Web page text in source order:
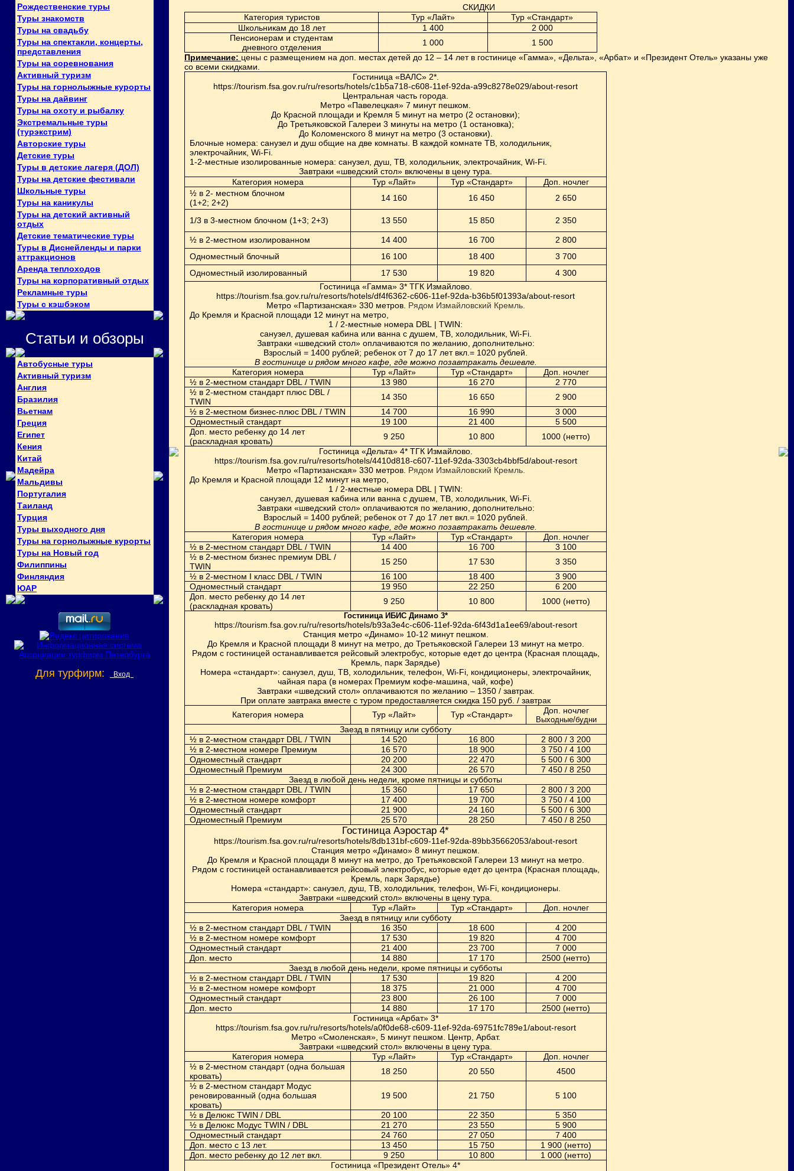
Рождественские туры
Туры знакомств
Туры на свадьбу
Туры на спектакли, концерты,
представления
Туры на соревнования
Активный туризм
Туры на горнолыжные курорты
Туры на дайвинг
Туры на охоту и рыбалку
Экстремальные туры
(турэкстрим)
Авторские туры
Детские туры
Туры в детские лагеря (ДОЛ)
Туры на детские фестивали
Школьные туры
Туры на каникулы
Туры на детский активный
отдых
Детские тематические туры
Туры в Диснейленды и парки
аттракционов
Аренда теплоходов
Туры на корпоративный отдых
Рекламные туры
Туры с кэшбэком
Статьи и обзоры
Автобусные туры
Активный туризм
Англия
Бразилия
Вьетнам
Греция
Египет
Кения
Китай
Мадейра
Мальдивы
Португалия
Таиланд
Турция
Туры выходного дня
Туры на горнолыжные курорты
Туры на Новый год
Филиппины
Финляндия
ЮАР
Для турфирм: Вход
СКИДКИ
Категория туристов
Тур «Лайт»
Тур «Стандарт»
Школьникам до 18 лет
1 400
2 000
Пенсионерам и студентам
дневного отделения
1 000
1 500
Примечание: цены с размещением на доп. местах детей до 12 – 14 лет в гостинице «Гамма», «Дельта», «Арбат» и «Президент Отель» указаны уже
со всеми скидками.
Гостиница «ВАЛС» 2*.
https://tourism.fsa.gov.ru/ru/resorts/hotels/c1b5a718-c608-11ef-92da-a99c8278e029/about-resort
Центральная часть города.
Метро «Павелецкая» 7 минут пешком.
До Красной площади и Кремля 5 минут на метро (2 остановки);
До Третьяковской Галереи 3 минуты на метро (1 остановка);
До Коломенского 8 минут на метро (3 остановки).
Блочные номера: санузел и душ общие на две комнаты. В каждой комнате ТВ, холодильник,
электрочайник, Wi-Fi.
1-2-местные изолированные номера: санузел, душ, ТВ, холодильник, электрочайник, Wi-Fi.
Завтраки «шведский стол» включены в цену тура.
Категория номера
Тур «Лайт» Тур «Стандарт»
Доп. ночлег
½ в 2- местном блочном
(1+2; 2+2)
14 160 16 450 2 650
1/3 в 3-местном блочном (1+3; 2+3) 13 550 15 850 2 350
½ в 2-местном изолированном 14 400 16 700
2 800
Одноместный блочный
16 100 18 400
3 700
Одноместный изолированный
17 530 19 820
4 300
Гостиница «Гамма» 3* ТГК Измайлово.
https://tourism.fsa.gov.ru/ru/resorts/hotels/df4f6362-c606-11ef-92da-b36b5f01393a/about-resort
Метро «Партизанская» 330 метров. Рядом Измайловский Кремль.
До Кремля и Красной площади 12 минут на метро,
1 / 2-местные номера DBL | TWIN:
санузел, душевая кабина или ванна с душем, ТВ, холодильник, Wi-Fi.
Завтраки «шведский стол» оплачиваются по желанию, дополнительно:
Взрослый = 1400 рублей; ребенок от 7 до 17 лет вкл.= 1020 рублей.
В гостинице и рядом много кафе, где можно позавтракать дешевле.
Категория номера
Тур «Лайт» Тур «Стандарт»
Доп. ночлег
½ в 2-местном стандарт DBL / TWIN 13 980 16 270
2 770
½ в 2-местном стандарт плюс DBL /
TWIN 14 350 16 650
2 900
½ в 2-местном бизнес-плюс DBL / TWIN 14 700 16 990
3 000
Одноместный стандарт
19 100 21 400
5 500
Доп. место ребенку до 14 лет
(раскладная кровать)
9 250 10 800
1000 (нетто)
Гостиница «Дельта» 4* ТГК Измайлово.
https://tourism.fsa.gov.ru/ru/resorts/hotels/4410d818-c607-11ef-92da-3303cb4bbf5d/about-resort
Метро «Партизанская» 330 метров. Рядом Измайловский Кремль.
До Кремля и Красной площади 12 минут на метро,
1 / 2-местные номера DBL | TWIN:
санузел, душевая кабина или ванна с душем, ТВ, холодильник, Wi-Fi.
Завтраки «шведский стол» оплачиваются по желанию, дополнительно:
Взрослый = 1400 рублей; ребенок от 7 до 17 лет вкл.= 1020 рублей.
В гостинице и рядом много кафе, где можно позавтракать дешевле.
Категория номера
Тур «Лайт» Тур «Стандарт»
Доп. ночлег
½ в 2-местном стандарт DBL / TWIN 14 400 16 700
3 100
½ в 2-местном бизнес премиум DBL /
TWIN 15 250 17 530
3 350
½ в 2-местном I класс DBL / TWIN 16 100 18 400
3 900
Одноместный стандарт
19 950 22 250
6 200
Доп. место ребенку до 14 лет
(раскладная кровать)
9 250 10 800 1000 (нетто)
Гостиница ИБИС Динамо 3*
https://tourism.fsa.gov.ru/ru/resorts/hotels/b93a3e4c-c606-11ef-92da-6f43d1a1ee69/about-resort
Станция метро «Динамо» 10-12 минут пешком.
До Кремля и Красной площади 8 минут на метро, до Третьяковской Галереи 13 минут на метро.
Рядом с гостиницей останавливается рейсовый электробус, которые едет до центра (Красная площадь,
Кремль, парк Зарядье)
Номера «стандарт»: санузел, душ, ТВ, холодильник, телефон, Wi-Fi, кондиционеры, электрочайник,
чайная пара (в номерах Премиум кофе-машина, чай, кофе)
Завтраки «шведский стол» оплачиваются по желанию – 1350 / завтрак.
При оплате завтрака вместе с туром предоставляется скидка 150 руб. / завтрак
Категория номера
Тур «Лайт» Тур «Стандарт» Доп. ночлег
Выходные/будни
Заезд в пятницу или субботу
½ в 2-местном стандарт DBL / TWIN 14 520 16 800
2 800 / 3 200
½ в 2-местном номере Премиум
16 570 18 900
3 750 / 4 100
Одноместный стандарт
20 200 22 470
5 500 / 6 300
Одноместный Премиум
24 300 26 570
7 450 / 8 250
Заезд в любой день недели, кроме пятницы и субботы
½ в 2-местном стандарт DBL / TWIN 15 360 17 650
2 800 / 3 200
½ в 2-местном номере комфорт
17 400 19 700
3 750 / 4 100
Одноместный стандарт
21 900 24 160
5 500 / 6 300
Одноместный Премиум
25 570 28 250 7 450 / 8 250
Гостиница Аэростар 4*
https://tourism.fsa.gov.ru/ru/resorts/hotels/8db131bf-c609-11ef-92da-89bb35662053/about-resort
Станция метро «Динамо» 8 минут пешком.
До Кремля и Красной площади 8 минут на метро, до Третьяковской Галереи 13 минут на метро.
Рядом с гостиницей останавливается рейсовый электробус, которые едет до центра (Красная площадь,
Кремль, парк Зарядье)
Номера «стандарт»: санузел, душ, ТВ, холодильник, телефон, Wi-Fi, кондиционеры.
Завтраки «шведский стол» включены в цену тура.
Категория номера
Тур «Лайт» Тур «Стандарт»
Доп. ночлег
Заезд в пятницу или субботу
½ в 2-местном стандарт DBL / TWIN 16 350 18 600
4 200
½ в 2-местном номере комфорт
17 530 19 820
4 700
Одноместный стандарт
21 400 23 700
7 000
Доп. место
14 880 17 170
2500 (нетто)
Заезд в любой день недели, кроме пятницы и субботы
½ в 2-местном стандарт DBL / TWIN 17 530 19 820
4 200
½ в 2-местном номере комфорт
18 375 21 000
4 700
Одноместный стандарт
23 800 26 100
7 000
Доп. место
14 880 17 170
2500 (нетто)
Гостиница «Арбат» 3*
https://tourism.fsa.gov.ru/ru/resorts/hotels/a0f0de68-c609-11ef-92da-69751fc789e1/about-resort
Метро «Смоленская», 5 минут пешком. Центр, Арбат.
Завтраки «шведский стол» включены в цену тура.
Категория номера
Тур «Лайт» Тур «Стандарт»
Доп. ночлег
½ в 2-местном стандарт (одна большая
кровать)
18 250 20 550
4500
½ в 2-местном стандарт Модус
реновированный (одна большая
кровать)
19 500 21 750 5 100
½ в Делюкс TWIN / DBL 20 100 22 350
5 350
½ в Делюкс Модус TWIN / DBL 21 270 23 550
5 900
Одноместный стандарт
24 760 27 050
7 400
Доп. место с 13 лет.
13 450 15 750
1 900 (нетто)
Доп. место ребенку до 12 лет вкл.
9 250 10 800
1 000 (нетто)
Гостиница «Президент Отель» 4*